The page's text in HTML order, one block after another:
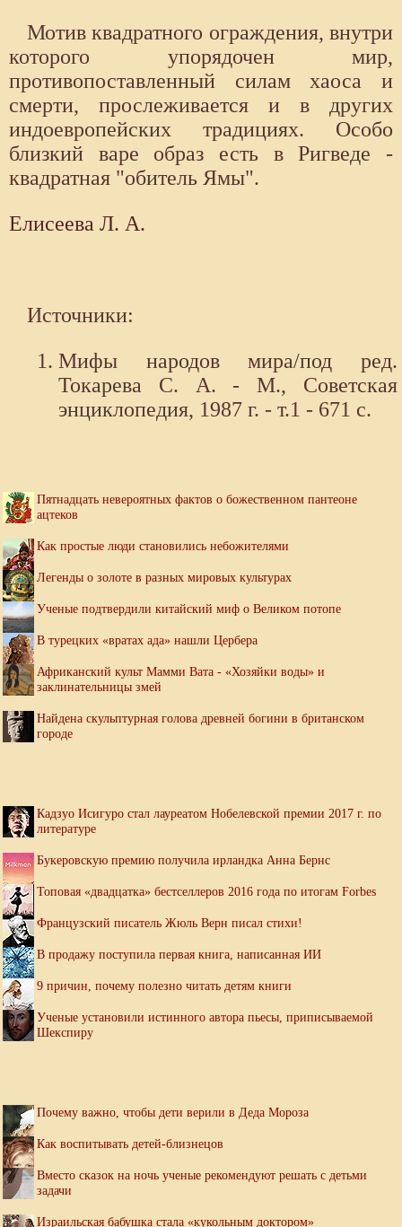
Мотив квадратного ограждения, внутри
которого упорядочен мир,
противопоставленный силам хаоса и
смерти, прослеживается и в других
индоевропейских традициях. Особо
близкий варе образ есть в Ригведе -
квадратная "обитель Ямы".
Елисеева Л. А.
Источники:
Мифы народов мира/под ред.
Токарева С. А. - М., Советская
энциклопедия, 1987 г. - т.1 - 671 с.
Пятнадцать невероятных фактов о божественном пантеоне
ацтеков
Как простые люди становились небожителями
Легенды о золоте в разных мировых культурах
Ученые подтвердили китайский миф о Великом потопе
В турецких «вратах ада» нашли Цербера
Африканский культ Мамми Вата - «Хозяйки воды» и
заклинательницы змей
Найдена скульптурная голова древней богини в британском
городе
Кадзуо Исигуро стал лауреатом Нобелевской премии 2017 г. по
литературе
Букеровскую премию получила ирландка Анна Бернс
Топовая «двадцатка» бестселлеров 2016 года по итогам Forbes
Французский писатель Жюль Верн писал стихи!
В продажу поступила первая книга, написанная ИИ
9 причин, почему полезно читать детям книги
Ученые установили истинного автора пьесы, приписываемой
Шекспиру
Почему важно, чтобы дети верили в Деда Мороза
Как воспитывать детей-близнецов
Вместо сказок на ночь ученые рекомендуют решать с детьми
задачи
Израильская бабушка стала «кукольным доктором»